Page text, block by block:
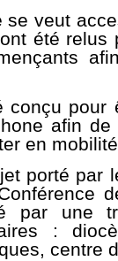
se veut
été relus
conçu pour
afin
en
porté par
par une
:
centre